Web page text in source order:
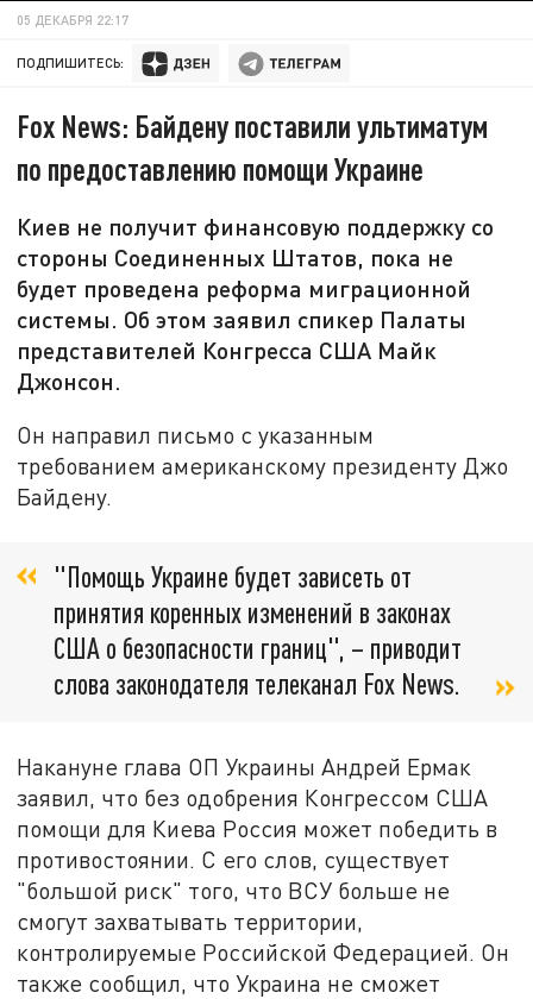
05 ДЕКАБРЯ 22:17
ПОДПИШИТЕСЬ:
Fox News: Байдену поставили ультиматум
по предоставлению помощи Украине
Киев не получит финансовую поддержку со
стороны Соединенных Штатов, пока не
будет проведена реформа миграционной
системы. Об этом заявил спикер Палаты
представителей Конгресса США Майк
Джонсон.
Он направил письмо с указанным
требованием американскому президенту Джо
Байдену.
"Помощь Украине будет зависеть от
принятия коренных изменений в законах
США о безопасности границ", – приводит
слова законодателя телеканал Fox News.
Накануне глава ОП Украины Андрей Ермак
заявил, что без одобрения Конгрессом США
помощи для Киева Россия может победить в
противостоянии. С его слов, существует
"большой риск" того, что ВСУ больше не
смогут захватывать территории,
контролируемые Российской Федерацией. Он
также сообщил, что Украина не сможет